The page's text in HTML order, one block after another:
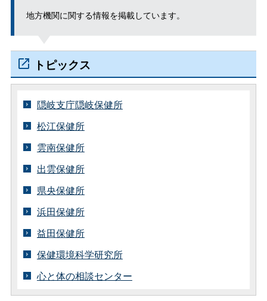
地方機関に関する情報を掲載しています。
トピックス
隠岐支庁隠岐保健所
松江保健所
雲南保健所
出雲保健所
県央保健所
浜田保健所
益田保健所
保健環境科学研究所
心と体の相談センター